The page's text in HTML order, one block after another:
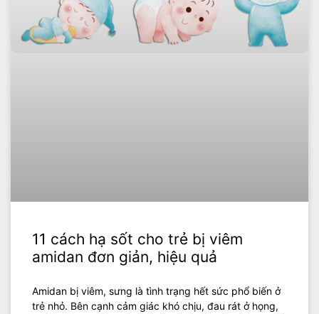
11 cách hạ sốt cho trẻ bị viêm
amidan đơn giản, hiệu quả
Amidan bị viêm, sưng là tình trạng hết sức phổ biến ở
trẻ nhỏ. Bên cạnh cảm giác khó chịu, đau rát ở họng,